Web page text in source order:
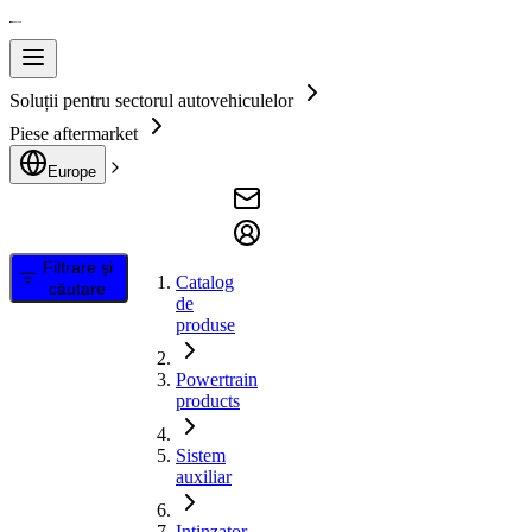
Soluții pentru sectorul autovehiculelor
Piese aftermarket
Europe
Filtrare și
căutare
Catalog
de
produse
Powertrain
products
Sistem
auxiliar